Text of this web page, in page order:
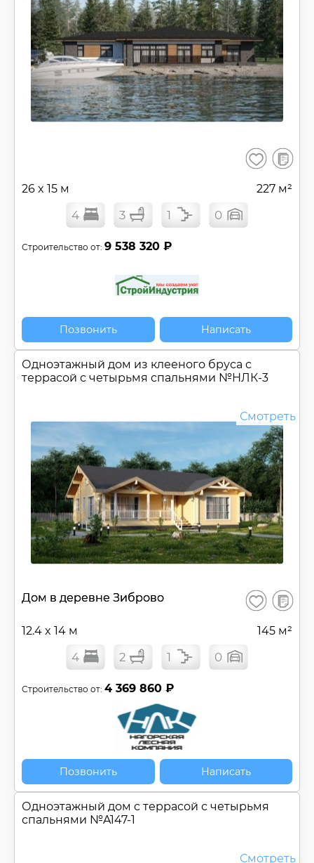
Сохранить
В
26 x 15 м 227 м²
4 3 1 0
Строительство от: 9 538 320 ₽
Позвонить Написать
Одноэтажный дом из клееного бруса c
террасой с четырьмя спальнями №НЛК-3
Смотреть
Дом в деревне Зиброво Сохранить
В
12.4 x 14 м 145 м²
4 2 1 0
Строительство от: 4 369 860 ₽
Позвонить Написать
Одноэтажный дом c террасой с четырьмя
спальнями №A147-1
Смотреть